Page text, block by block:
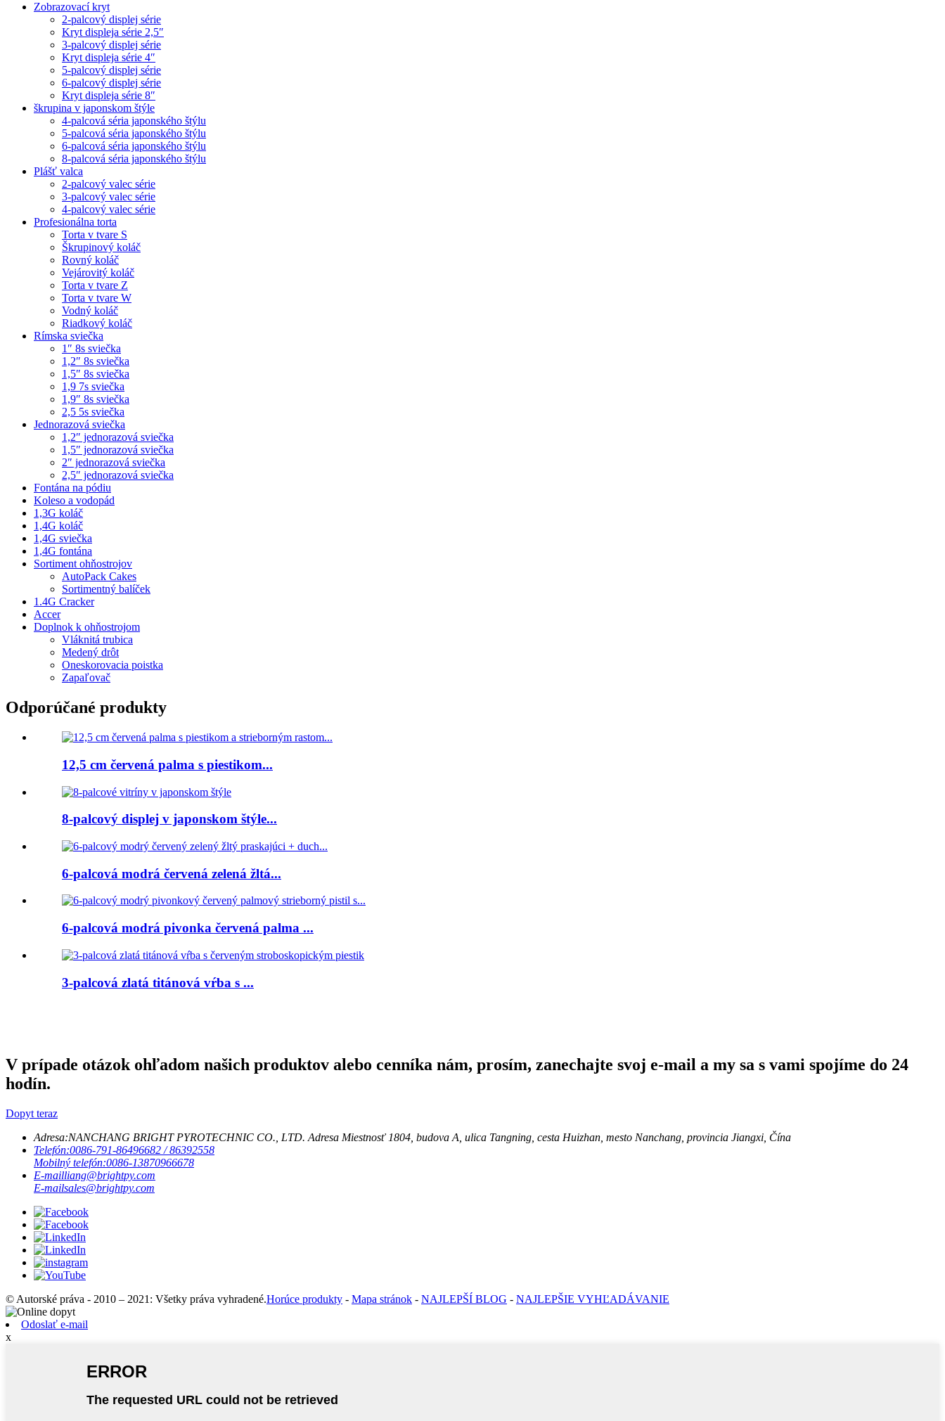
Zobrazovací kryt
2-palcový displej série
Kryt displeja série 2,5″
3-palcový displej série
Kryt displeja série 4″
5-palcový displej série
6-palcový displej série
Kryt displeja série 8″
škrupina v japonskom štýle
4-palcová séria japonského štýlu
5-palcová séria japonského štýlu
6-palcová séria japonského štýlu
8-palcová séria japonského štýlu
Plášť valca
2-palcový valec série
3-palcový valec série
4-palcový valec série
Profesionálna torta
Torta v tvare S
Škrupinový koláč
Rovný koláč
Vejárovitý koláč
Torta v tvare Z
Torta v tvare W
Vodný koláč
Riadkový koláč
Rímska sviečka
1″ 8s sviečka
1,2″ 8s sviečka
1,5″ 8s sviečka
1,9 7s sviečka
1,9″ 8s sviečka
2,5 5s sviečka
Jednorazová sviečka
1,2″ jednorazová sviečka
1,5″ jednorazová sviečka
2″ jednorazová sviečka
2,5″ jednorazová sviečka
Fontána na pódiu
Koleso a vodopád
1,3G koláč
1,4G koláč
1,4G sviečka
1,4G fontána
Sortiment ohňostrojov
AutoPack Cakes
Sortimentný balíček
1.4G Cracker
Accer
Doplnok k ohňostrojom
Vláknitá trubica
Medený drôt
Oneskorovacia poistka
Zapaľovač
Odporúčané produkty
12,5 cm červená palma s piestikom...
8-palcový displej v japonskom štýle...
6-palcová modrá červená zelená žltá...
6-palcová modrá pivonka červená palma ...
3-palcová zlatá titánová vŕba s ...
V prípade otázok ohľadom našich produktov alebo cenníka nám, prosím, zanechajte svoj e-mail a my sa s vami spojíme do 24
hodín.
Dopyt teraz
Adresa:NANCHANG BRIGHT PYROTECHNIC CO., LTD. Adresa Miestnosť 1804, budova A, ulica Tangning, cesta Huizhan, mesto Nanchang, provincia Jiangxi, Čína
Telefón:0086-791-86496682 / 86392558
Mobilný telefón:0086-13870966678
E-mailliang@brightpy.com
E-mailsales@brightpy.com
© Autorské práva - 2010 – 2021: Všetky práva vyhradené.Horúce produkty - Mapa stránok - NAJLEPŠÍ BLOG - NAJLEPŠIE VYHĽADÁVANIE
Odoslať e-mail
x